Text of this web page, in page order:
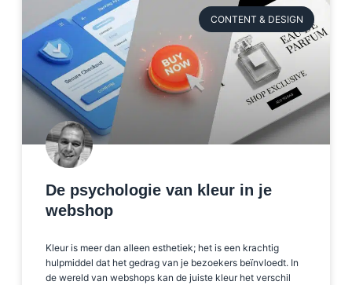
CONTENT & DESIGN
De psychologie van kleur in je
webshop
Kleur is meer dan alleen esthetiek; het is een krachtig
hulpmiddel dat het gedrag van je bezoekers beïnvloedt. In
de wereld van webshops kan de juiste kleur het verschil